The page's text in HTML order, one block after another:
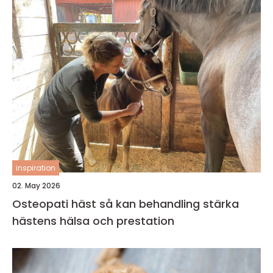
inspiration
02. May 2026
Osteopati häst så kan behandling stärka
hästens hälsa och prestation